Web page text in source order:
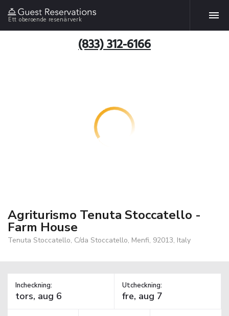
Ett oberoende resenärverk
(833) 312-6166
Agriturismo Tenuta Stoccatello -
Farm House
Tenuta Stoccatello, C/da Stoccatello, Menfi, 92013, Italy
Incheckning: Utcheckning: